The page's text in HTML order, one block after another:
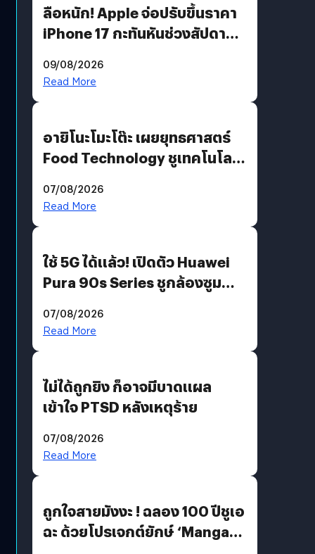
ลือหนัก! Apple จ่อปรับขึ้นราคา
iPhone 17 กะทันหันช่วงสัปดาห์ที่
09/08/2026
Read More
อายิโนะโมะโต๊ะ เผยยุทธศาสตร์
Food Technology ชูเทคโนโลยี
บริโภคและ B2B
07/08/2026
Read More
ใช้ 5G ได้แล้ว! เปิดตัว Huawei
Pura 90s Series ชูกล้องซูม
07/08/2026
Read More
ไม่ได้ถูกยิง ก็อาจมีบาดแผล
เข้าใจ PTSD หลังเหตุร้าย
07/08/2026
Read More
ถูกใจสายมังงะ ! ฉลอง 100 ปีชูเอ
ฉะ ด้วยโปรเจกต์ยักษ์ ‘Manga